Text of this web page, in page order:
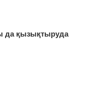
да қызықтыруда